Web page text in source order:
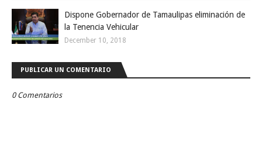
Dispone Gobernador de Tamaulipas eliminación de
la Tenencia Vehicular
December 10, 2018
PUBLICAR UN COMENTARIO
0 Comentarios